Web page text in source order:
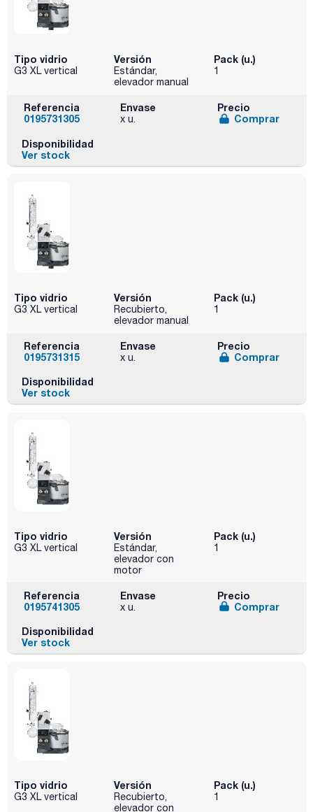
Tipo vidrio
G3 XL vertical
Versión
Estándar,
elevador manual
Pack (u.)
1
Referencia
0195731305
Envase
x u.
Precio
Comprar
Disponibilidad
Ver stock
Tipo vidrio
G3 XL vertical
Versión
Recubierto,
elevador manual
Pack (u.)
1
Referencia
0195731315
Envase
x u.
Precio
Comprar
Disponibilidad
Ver stock
Tipo vidrio
G3 XL vertical
Versión
Estándar,
elevador con
motor
Pack (u.)
1
Referencia
0195741305
Envase
x u.
Precio
Comprar
Disponibilidad
Ver stock
Tipo vidrio
G3 XL vertical
Versión
Recubierto,
elevador con
Pack (u.)
1